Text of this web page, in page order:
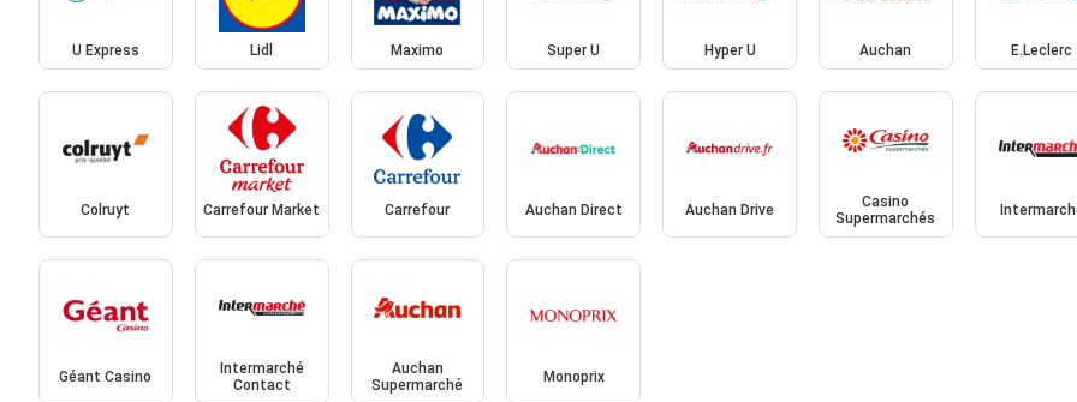
U Express Lidl Maximo Super U Hyper U Auchan E.Leclerc
Colruyt Carrefour Market Carrefour Auchan Direct Auchan Drive
Casino
Supermarchés
Géant Casino
Intermarché
Contact
Auchan
Supermarché
Monoprix